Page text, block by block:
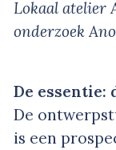
Lokaal atelier
onderzoek
De essentie:
De
is een